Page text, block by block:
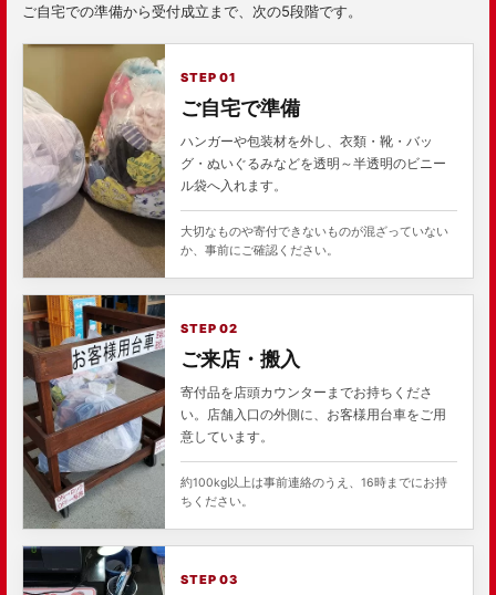
ご自宅での準備から受付成立まで、次の5段階です。
STEP 01
ご自宅で準備
ハンガーや包装材を外し、衣類・靴・バッ
グ・ぬいぐるみなどを透明～半透明のビニー
ル袋へ入れます。
大切なものや寄付できないものが混ざっていない
か、事前にご確認ください。
STEP 02
ご来店・搬入
寄付品を店頭カウンターまでお持ちくださ
い。店舗入口の外側に、お客様用台車をご用
意しています。
約100kg以上は事前連絡のうえ、16時までにお持
ちください。
STEP 03